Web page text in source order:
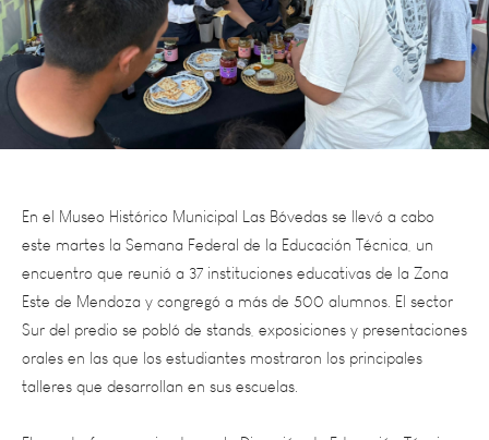
En el Museo Histórico Municipal Las Bóvedas se llevó a cabo
este martes la Semana Federal de la Educación Técnica, un
encuentro que reunió a 37 instituciones educativas de la Zona
Este de Mendoza y congregó a más de 500 alumnos. El sector
Sur del predio se pobló de stands, exposiciones y presentaciones
orales en las que los estudiantes mostraron los principales
talleres que desarrollan en sus escuelas.
El evento fue organizado por la Dirección de Educación Técnica